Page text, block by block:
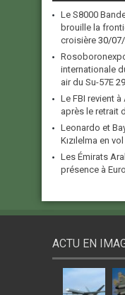
Le S8000
brouille la
croisière 30/
internationale
air du Su-57E
Le FBI revient
après le retrait
Leonardo et
Kızılelma en vol
Les Émirats
présence à
ACTU EN